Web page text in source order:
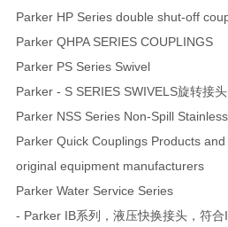
Parker HP Series double shut-off
Parker QHPA SERIES COUPLINGS
Parker PS Series Swivel
Parker - S SERIES SWIVELS旋转接头
Parker NSS Series Non-Spill
Parker Quick Couplings Products
original equipment manufacturers
Parker Water Service Series
- Parker IB系列，液压快换接头，符合